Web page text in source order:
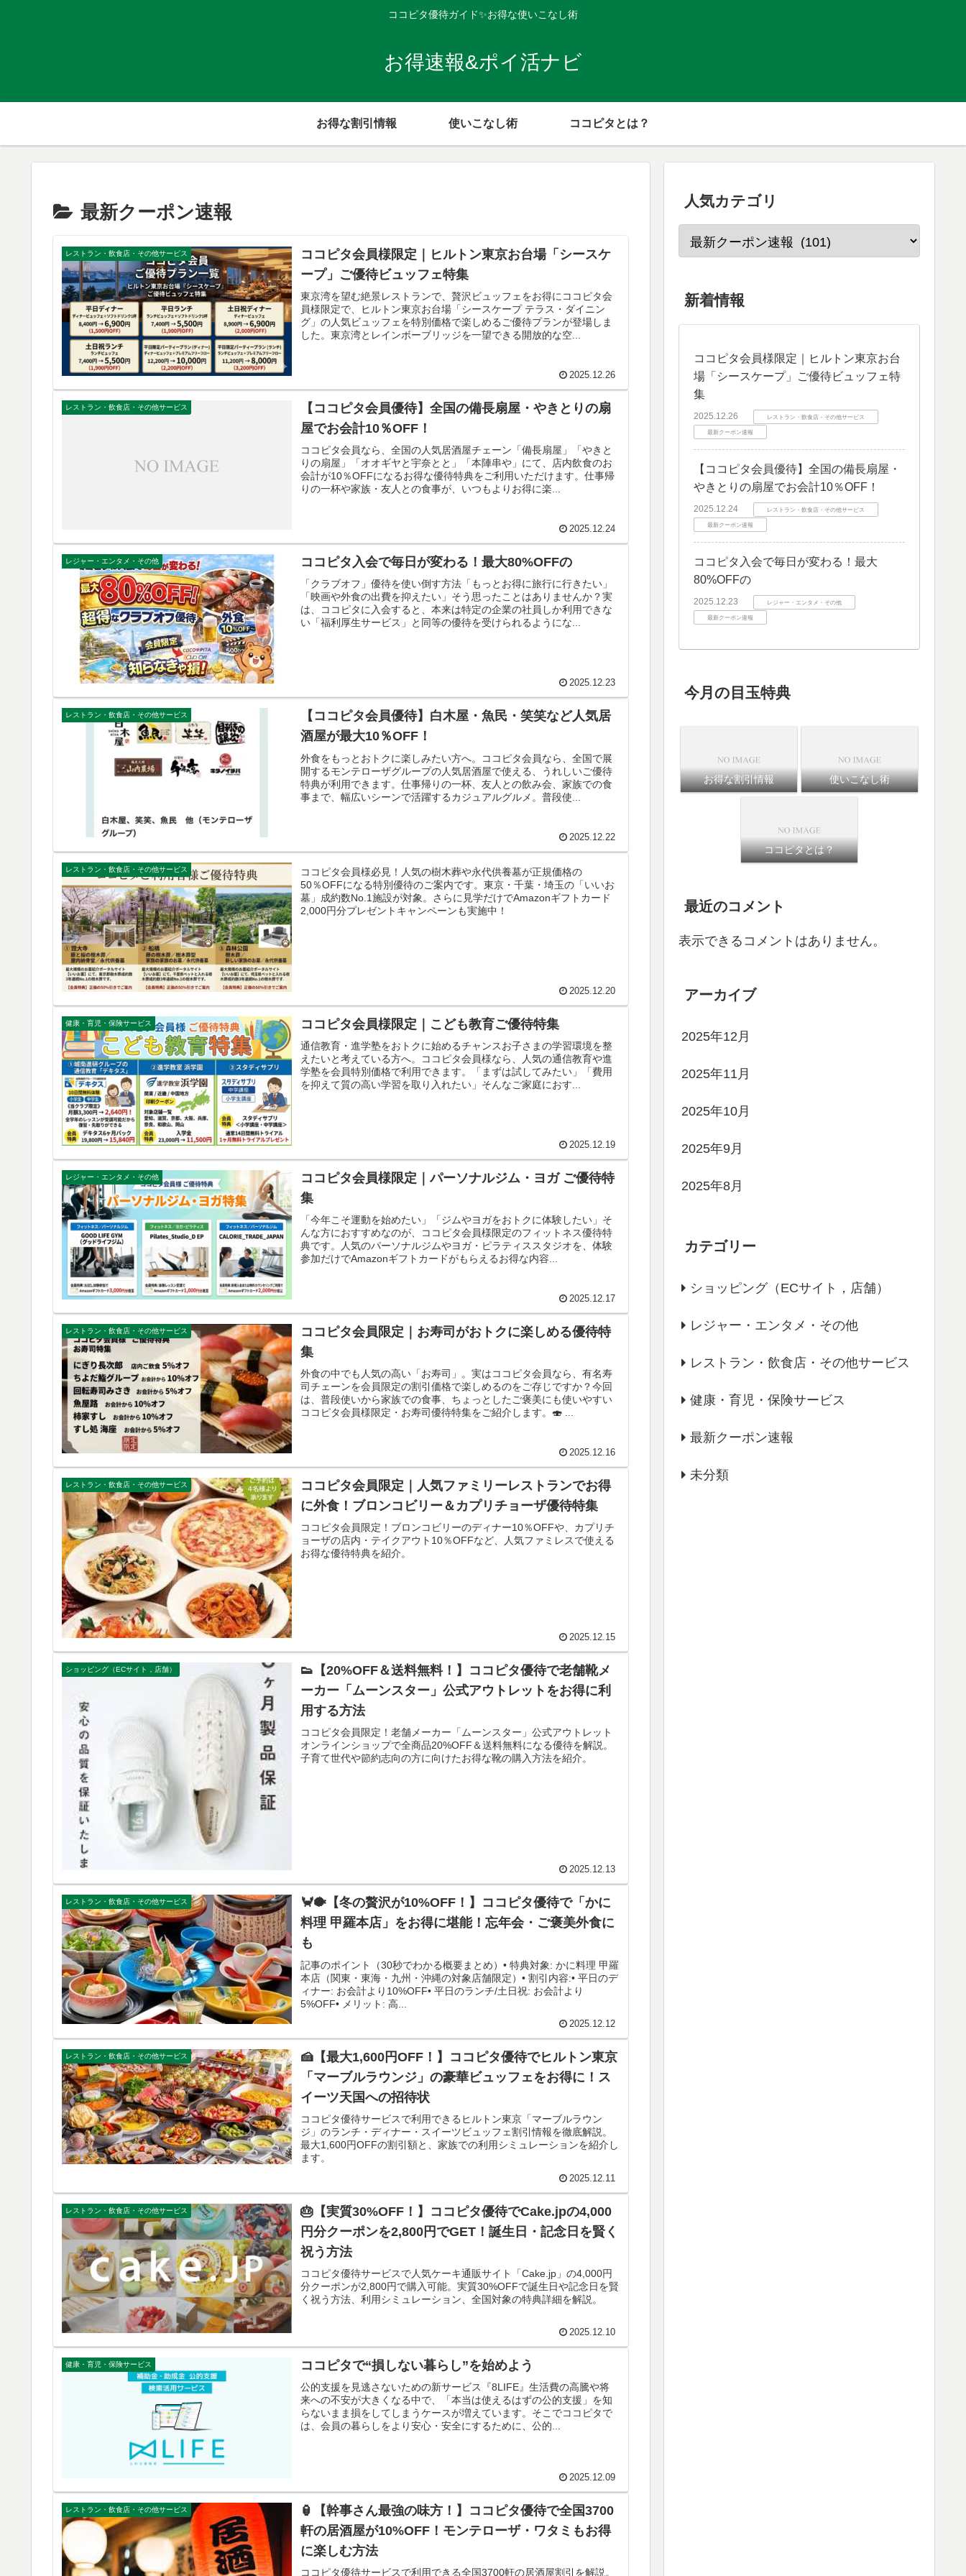
ココピタ優待ガイド✨お得な使いこなし術
お得速報&ポイ活ナビ
お得な割引情報 使いこなし術 ココピタとは？
最新クーポン速報
レストラン・飲食店・その他サービス
ココピタ会員様限定｜ヒルトン東京お台場「シースケ
ープ」ご優待ビュッフェ特集
東京湾を望む絶景レストランで、贅沢ビュッフェをお得にココピタ会
員様限定で、ヒルトン東京お台場「シースケープ テラス・ダイニン
グ」の人気ビュッフェを特別価格で楽しめるご優待プランが登場しま
した。東京湾とレインボーブリッジを一望できる開放的な空...
2025.12.26
レストラン・飲食店・その他サービス
【ココピタ会員優待】全国の備長扇屋・やきとりの扇
屋でお会計10％OFF！
ココピタ会員なら、全国の人気居酒屋チェーン「備長扇屋」「やきと
りの扇屋」「オオギヤと宇奈とと」「本陣串や」にて、店内飲食のお
会計が10％OFFになるお得な優待特典をご利用いただけます。仕事帰
りの一杯や家族・友人との食事が、いつもよりお得に楽...
2025.12.24
レジャー・エンタメ・その他 ココピタ入会で毎日が変わる！最大80%OFFの
「クラブオフ」優待を使い倒す方法「もっとお得に旅行に行きたい」
「映画や外食の出費を抑えたい」そう思ったことはありませんか？実
は、ココピタに入会すると、本来は特定の企業の社員しか利用できな
い「福利厚生サービス」と同等の優待を受けられるようにな...
2025.12.23
レストラン・飲食店・その他サービス
【ココピタ会員優待】白木屋・魚民・笑笑など人気居
酒屋が最大10％OFF！
外食をもっとおトクに楽しみたい方へ。ココピタ会員なら、全国で展
開するモンテローザグループの人気居酒屋で使える、うれしいご優待
特典が利用できます。仕事帰りの一杯、友人との飲み会、家族での食
事まで、幅広いシーンで活躍するカジュアルグルメ。普段使...
2025.12.22
レストラン・飲食店・その他サービス
ココピタ会員様必見！人気の樹木葬や永代供養墓が正規価格の
50％OFFになる特別優待のご案内です。東京・千葉・埼玉の「いいお
墓」成約数No.1施設が対象。さらに見学だけでAmazonギフトカード
2,000円分プレゼントキャンペーンも実施中！
2025.12.20
健康・育児・保険サービス ココピタ会員様限定｜こども教育ご優待特集
通信教育・進学塾をおトクに始めるチャンスお子さまの学習環境を整
えたいと考えている方へ。ココピタ会員様なら、人気の通信教育や進
学塾を会員特別価格で利用できます。「まずは試してみたい」「費用
を抑えて質の高い学習を取り入れたい」そんなご家庭におす...
2025.12.19
レジャー・エンタメ・その他
ココピタ会員様限定｜パーソナルジム・ヨガ ご優待特
集
「今年こそ運動を始めたい」「ジムやヨガをおトクに体験したい」そ
んな方におすすめなのが、ココピタ会員様限定のフィットネス優待特
典です。人気のパーソナルジムやヨガ・ピラティススタジオを、体験
参加だけでAmazonギフトカードがもらえるお得な内容...
2025.12.17
レストラン・飲食店・その他サービス
ココピタ会員限定｜お寿司がおトクに楽しめる優待特
集
外食の中でも人気の高い「お寿司」。実はココピタ会員なら、有名寿
司チェーンを会員限定の割引価格で楽しめるのをご存じですか？今回
は、普段使いから家族での食事、ちょっとしたご褒美にも使いやすい
ココピタ会員様限定・お寿司優待特集をご紹介します。🍣 ...
2025.12.16
レストラン・飲食店・その他サービス
ココピタ会員限定｜人気ファミリーレストランでお得
に外食！ブロンコビリー＆カプリチョーザ優待特集
ココピタ会員限定！ブロンコビリーのディナー10％OFFや、カプリチ
ョーザの店内・テイクアウト10％OFFなど、人気ファミレスで使える
お得な優待特典を紹介。
2025.12.15
ショッピング（ECサイト，店舗）
👟【20%OFF＆送料無料！】ココピタ優待で老舗靴メ
ーカー「ムーンスター」公式アウトレットをお得に利
用する方法
ココピタ会員限定！老舗メーカー「ムーンスター」公式アウトレット
オンラインショップで全商品20%OFF＆送料無料になる優待を解説。
子育て世代や節約志向の方に向けたお得な靴の購入方法を紹介。
2025.12.13
レストラン・飲食店・その他サービス
🦀🐡【冬の贅沢が10%OFF！】ココピタ優待で「かに
料理 甲羅本店」をお得に堪能！忘年会・ご褒美外食に
も
記事のポイント（30秒でわかる概要まとめ）• 特典対象: かに料理 甲羅
本店（関東・東海・九州・沖縄の対象店舗限定）• 割引内容:• 平日のデ
ィナー: お会計より10%OFF• 平日のランチ/土日祝: お会計より
5%OFF• メリット: 高...
2025.12.12
レストラン・飲食店・その他サービス
🍰【最大1,600円OFF！】ココピタ優待でヒルトン東京
「マーブルラウンジ」の豪華ビュッフェをお得に！ス
イーツ天国への招待状
ココピタ優待サービスで利用できるヒルトン東京「マーブルラウン
ジ」のランチ・ディナー・スイーツビュッフェ割引情報を徹底解説。
最大1,600円OFFの割引額と、家族での利用シミュレーションを紹介し
ます。
2025.12.11
レストラン・飲食店・その他サービス
🎂【実質30%OFF！】ココピタ優待でCake.jpの4,000
円分クーポンを2,800円でGET！誕生日・記念日を賢く
祝う方法
ココピタ優待サービスで人気ケーキ通販サイト「Cake.jp」の4,000円
分クーポンが2,800円で購入可能。実質30%OFFで誕生日や記念日を賢
く祝う方法、利用シミュレーション、全国対象の特典詳細を解説。
2025.12.10
健康・育児・保険サービス ココピタで“損しない暮らし”を始めよう
公的支援を見逃さないための新サービス『8LIFE』生活費の高騰や将
来への不安が大きくなる中で、「本当は使えるはずの公的支援」を知
らないまま損をしてしまうケースが増えています。そこでココピタで
は、会員の暮らしをより安心・安全にするために、公的...
2025.12.09
レストラン・飲食店・その他サービス
🏮【幹事さん最強の味方！】ココピタ優待で全国3700
軒の居酒屋が10%OFF！モンテローザ・ワタミもお得
に楽しむ方法
ココピタ優待サービスで利用できる全国3700軒の居酒屋割引を解説。
人気カテゴリ
新着情報
ココピタ会員様限定｜ヒルトン東京お台
場「シースケープ」ご優待ビュッフェ特
集
2025.12.26 レストラン・飲食店・その他サービス
最新クーポン速報
【ココピタ会員優待】全国の備長扇屋・
やきとりの扇屋でお会計10％OFF！
2025.12.24 レストラン・飲食店・その他サービス
最新クーポン速報
ココピタ入会で毎日が変わる！最大
80%OFFの
2025.12.23 レジャー・エンタメ・その他
最新クーポン速報
今月の目玉特典
お得な割引情報 使いこなし術
ココピタとは？
最近のコメント
表示できるコメントはありません。
アーカイブ
2025年12月
2025年11月
2025年10月
2025年9月
2025年8月
カテゴリー
ショッピング（ECサイト，店舗）
レジャー・エンタメ・その他
レストラン・飲食店・その他サービス
健康・育児・保険サービス
最新クーポン速報
未分類